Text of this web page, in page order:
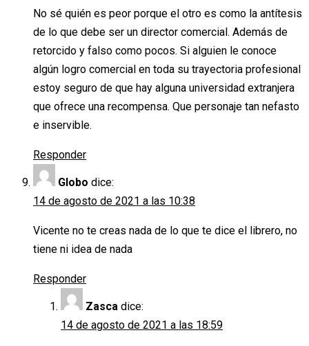
No sé quién es peor porque el otro es como la antítesis
de lo que debe ser un director comercial. Además de
retorcido y falso como pocos. Si alguien le conoce
algún logro comercial en toda su trayectoria profesional
estoy seguro de que hay alguna universidad extranjera
que ofrece una recompensa. Que personaje tan nefasto
e inservible.
Responder
Globo dice:
14 de agosto de 2021 a las 10:38
Vicente no te creas nada de lo que te dice el librero, no
tiene ni idea de nada
Responder
Zasca dice:
14 de agosto de 2021 a las 18:59